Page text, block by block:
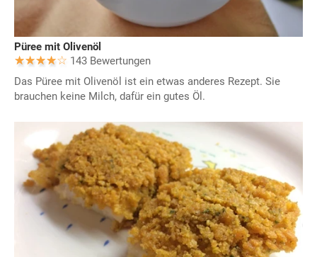
Püree mit Olivenöl
143 Bewertungen
Das Püree mit Olivenöl ist ein etwas anderes Rezept. Sie
brauchen keine Milch, dafür ein gutes Öl.